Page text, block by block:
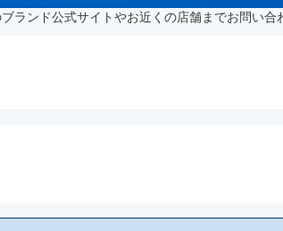
ンド公式サイトやお近くの店舗までお問い合